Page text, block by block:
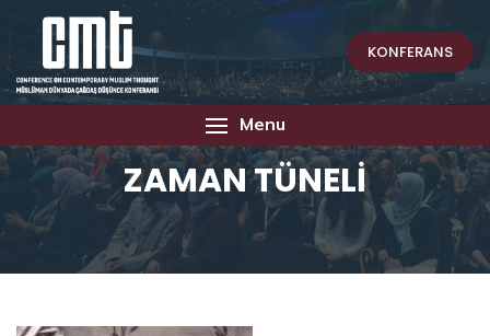
KONFERANS
Menu
ZAMAN TÜNELİ